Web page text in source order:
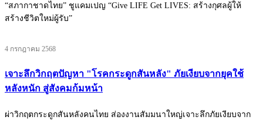
“สภากาชาดไทย” ชูแคมเปญ “Give LIFE Get LIVES: สร้างกุศลผู้ให้
สร้างชีวิตใหม่ผู้รับ”
4 กรกฎาคม 2568
เจาะลึกวิกฤตปัญหา "โรคกระดูกสันหลัง" ภัยเงียบจากยุคใช้
หลังหนัก สู่สังคมก้มหน้า
ผ่าวิกฤตกระดูกสันหลังคนไทย ส่องงานสัมมนาใหญ่เจาะลึกภัยเงียบจาก